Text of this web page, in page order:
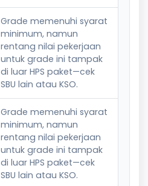
Grade memenuhi syarat
minimum, namun
rentang nilai pekerjaan
untuk grade ini tampak
di luar HPS paket—cek
SBU lain atau KSO.
Grade memenuhi syarat
minimum, namun
rentang nilai pekerjaan
untuk grade ini tampak
di luar HPS paket—cek
SBU lain atau KSO.